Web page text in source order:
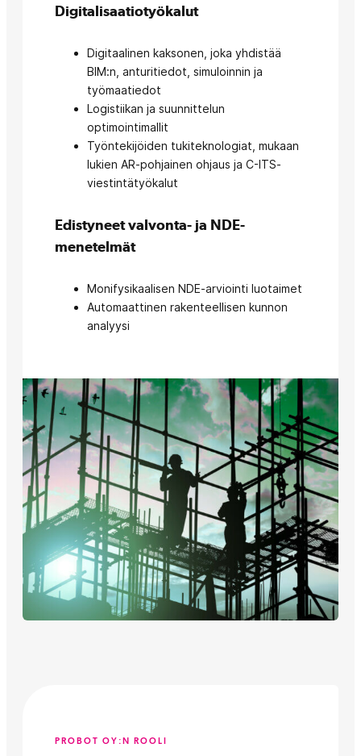
Digitalisaatiotyökalut
Digitaalinen kaksonen, joka yhdistää
BIM:n, anturitiedot, simuloinnin ja
työmaatiedot
Logistiikan ja suunnittelun
optimointimallit
Työntekijöiden tukiteknologiat, mukaan
lukien AR-pohjainen ohjaus ja C-ITS-
viestintätyökalut
Edistyneet valvonta- ja NDE-
menetelmät
Monifysikaalisen NDE-arviointi luotaimet
Automaattinen rakenteellisen kunnon
analyysi
PROBOT OY:N ROOLI